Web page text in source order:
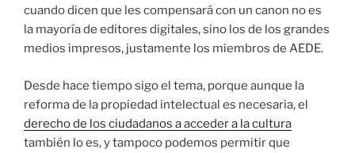
cuando dicen que les compensará con un canon no es
la mayoría de editores digitales, sino los de los grandes
medios impresos, justamente los miembros de AEDE.
Desde hace tiempo sigo el tema, porque aunque la
reforma de la propiedad intelectual es necesaria, el
derecho de los ciudadanos a acceder a la cultura
también lo es, y tampoco podemos permitir que